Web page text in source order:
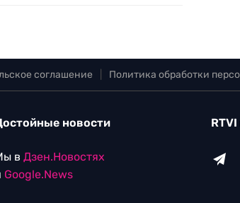
соглашение Политика обработки
новости
в Дзен.Новостях
Google.News